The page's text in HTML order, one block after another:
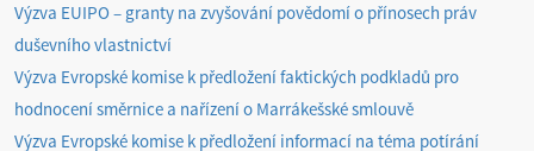
Výzva EUIPO – granty na zvyšování povědomí o přínosech práv
duševního vlastnictví
Výzva Evropské komise k předložení faktických podkladů pro
hodnocení směrnice a nařízení o Marrákešské smlouvě
Výzva Evropské komise k předložení informací na téma potírání